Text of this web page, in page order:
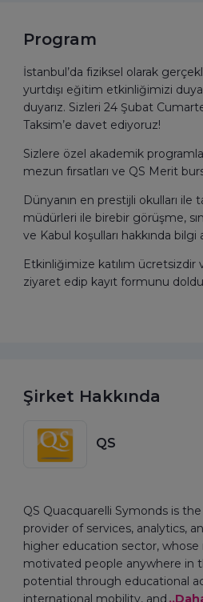
Program
İstanbul’da fiziksel olarak
yurtdışı eğitim etkinliğimizi
duyarız. Sizleri 24 Şubat
Taksim’e davet ediyoruz!
Sizlere özel akademik
mezun fırsatları ve QS Merit
Dünyanın en prestijli okulları ile
müdürleri ile birebir görüşme,
ve Kabul koşulları hakkında bilgi
Etkinliğimize katılım
ziyaret edip kayıt formunu
Şirket Hakkında
QS
QS Quacquarelli Symonds is the
provider of services, analytics,
higher education sector, whose
motivated people anywhere in
potential through educational
international mobility, and